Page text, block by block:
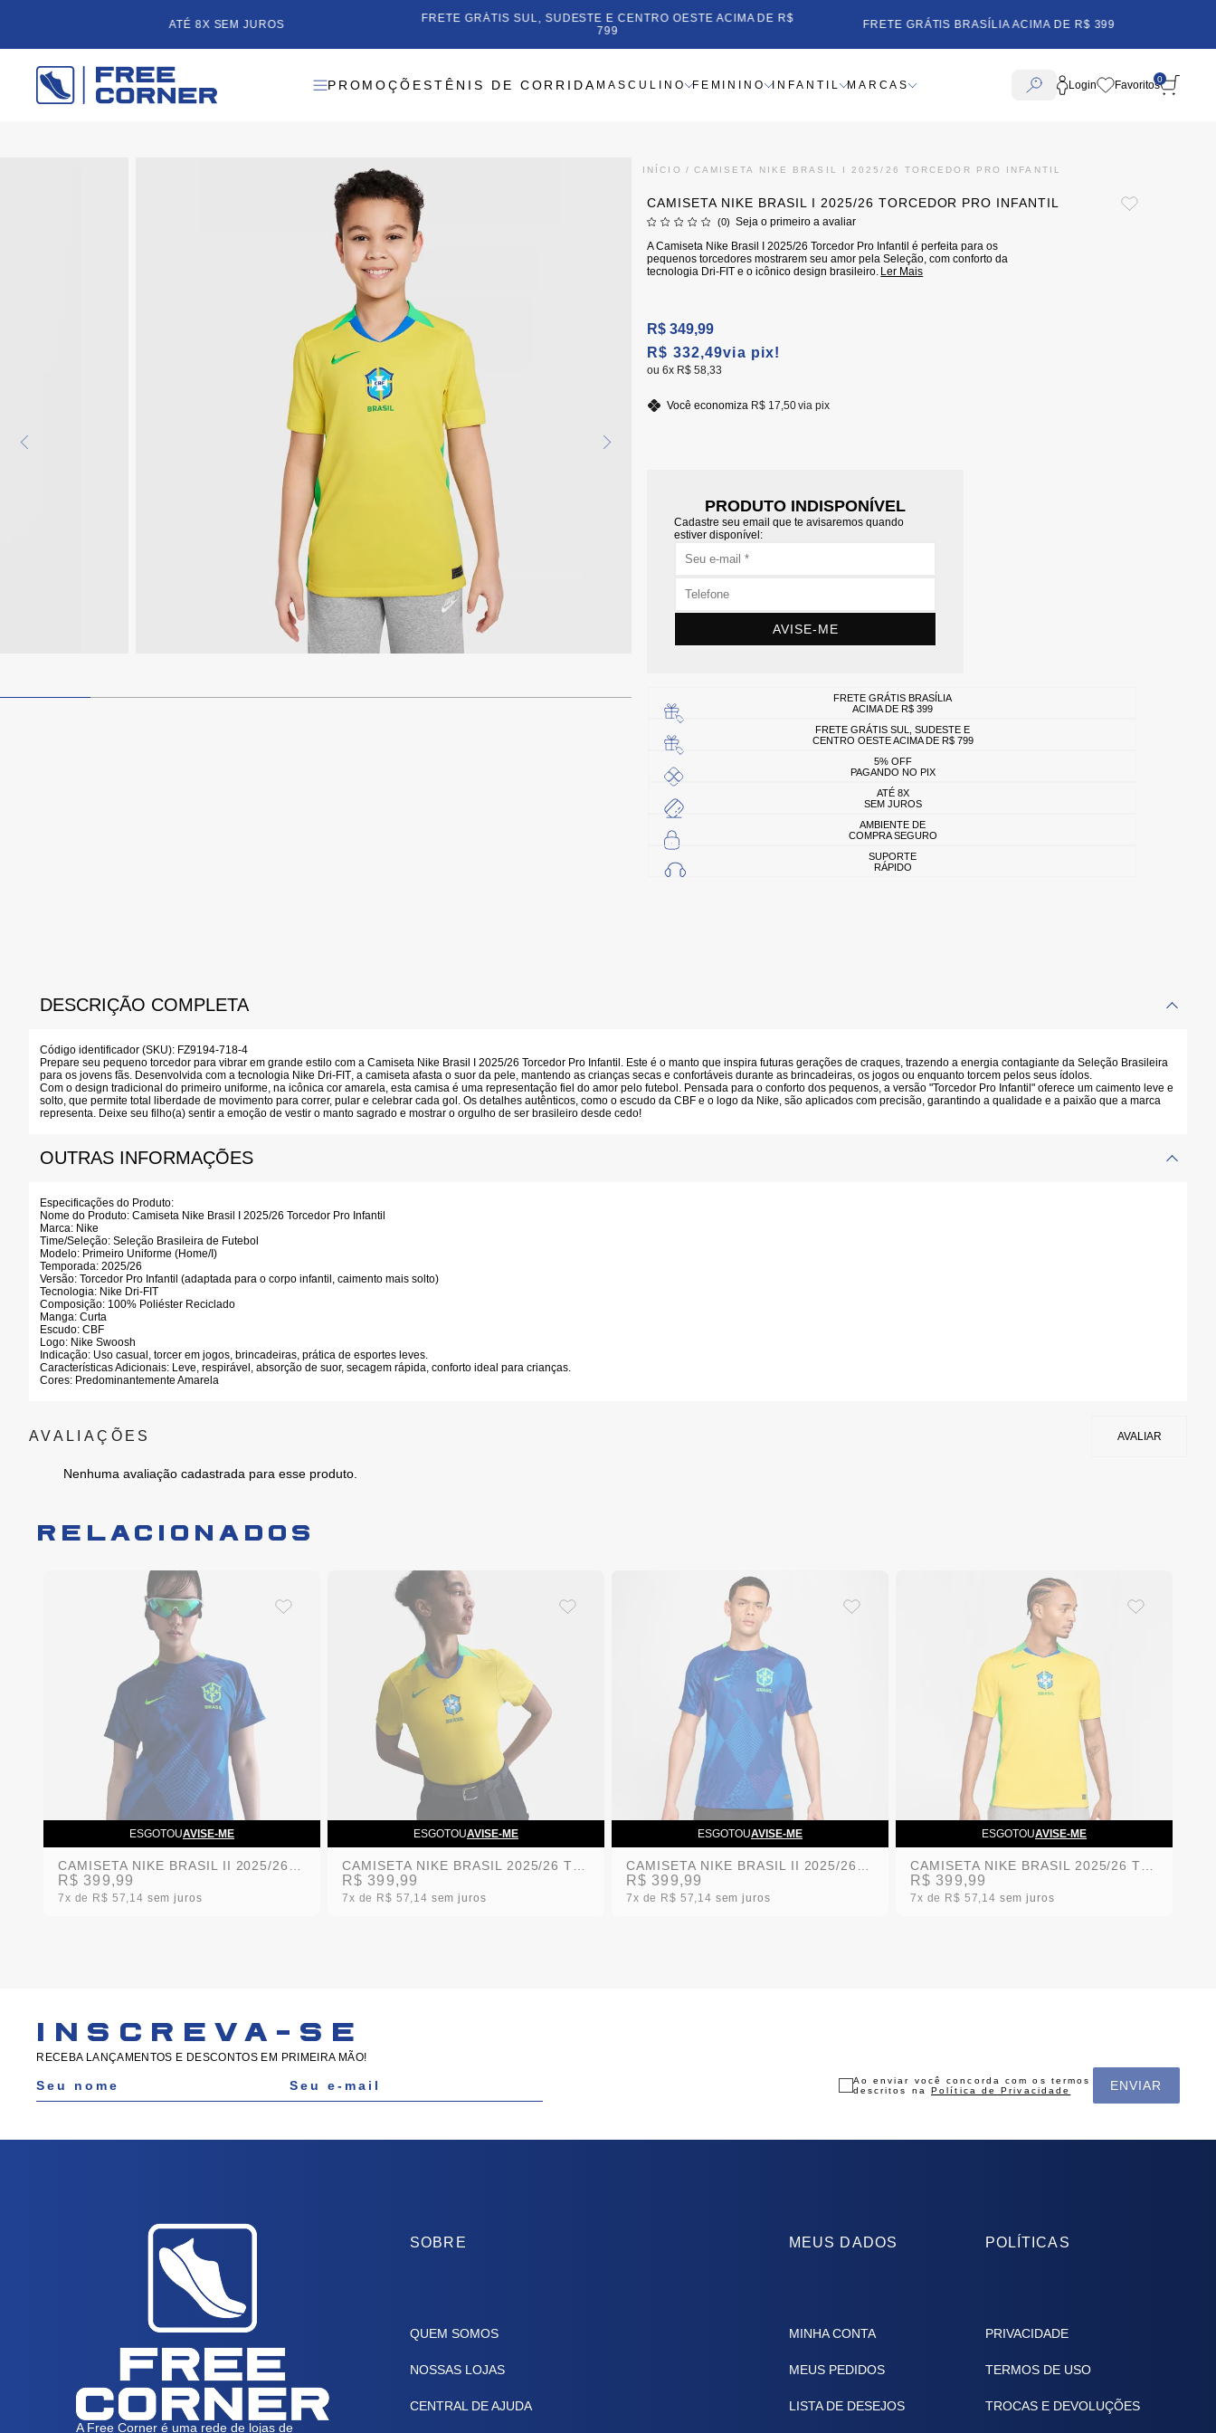
5% OFF PAGANDO NO PIX ATÉ 8X SEM JUROS
FRETE GRÁTIS SUL, SUDESTE E CENTRO OESTE ACIMA DE R$
799
PROMOÇÕESTÊNIS DE CORRIDA MASCULINO FEMININO INFANTIL MARCAS Login 0
INÍCIO CAMISETA NIKE BRASIL I 2025/26 TORCEDOR PRO INFANTIL
CAMISETA NIKE BRASIL I 2025/26 TORCEDOR PRO INFANTIL
(0)
Seja o primeiro a avaliar
A Camiseta Nike Brasil I 2025/26 Torcedor Pro Infantil é perfeita para os
pequenos torcedores mostrarem seu amor pela Seleção, com conforto da
tecnologia Dri-FIT e o icônico design brasileiro. Ler Mais
R$ 332,49via pix!
R$ 349,99
6x R$ 58,33
Você economiza R$ 17,50via pix
PRODUTO INDISPONÍVEL
Cadastre seu email que te avisaremos quando
estiver disponível:
AVISE-ME
FRETE GRÁTIS BRASÍLIA
ACIMA DE R$ 399
FRETE GRÁTIS SUL, SUDESTE E
CENTRO OESTE ACIMA DE R$ 799
5% OFF
PAGANDO NO PIX
ATÉ 8X
SEM JUROS
AMBIENTE DE
COMPRA SEGURO
SUPORTE
RÁPIDO
DESCRIÇÃO COMPLETA
Código identificador (SKU): FZ9194-718-4
Prepare seu pequeno torcedor para vibrar em grande estilo com a Camiseta Nike Brasil I 2025/26 Torcedor Pro Infantil . Este é o manto que inspira futuras gerações de craques, trazendo a energia contagiante da Seleção Brasileira
para os jovens fãs. Desenvolvida com a tecnologia Nike Dri-FIT, a camiseta afasta o suor da pele, mantendo as crianças secas e confortáveis durante as brincadeiras, os jogos ou enquanto torcem pelos seus ídolos.
Com o design tradicional do primeiro uniforme, na icônica cor amarela, esta camisa é uma representação fiel do amor pelo futebol. Pensada para o conforto dos pequenos, a versão "Torcedor Pro Infantil" oferece um caimento leve e
solto, que permite total liberdade de movimento para correr, pular e celebrar cada gol. Os detalhes autênticos, como o escudo da CBF e o logo da Nike, são aplicados com precisão, garantindo a qualidade e a paixão que a marca
representa. Deixe seu filho(a) sentir a emoção de vestir o manto sagrado e mostrar o orgulho de ser brasileiro desde cedo!
OUTRAS INFORMAÇÕES
Especificações do Produto:
Nome do Produto: Camiseta Nike Brasil I 2025/26 Torcedor Pro Infantil
Marca: Nike
Time/Seleção: Seleção Brasileira de Futebol
Modelo: Primeiro Uniforme (Home/I)
Temporada: 2025/26
Versão: Torcedor Pro Infantil (adaptada para o corpo infantil, caimento mais solto)
Tecnologia: Nike Dri-FIT
Composição: 100% Poliéster Reciclado
Manga: Curta
Escudo: CBF
Logo: Nike Swoosh
Indicação: Uso casual, torcer em jogos, brincadeiras, prática de esportes leves.
Características Adicionais: Leve, respirável, absorção de suor, secagem rápida, conforto ideal para crianças.
Cores: Predominantemente Amarela
Nenhuma avaliação cadastrada para esse produto.
RELACIONADOS
ESGOTOUAVISE-ME
R$ 399,99
7x R$ 57,14 sem juros
ESGOTOUAVISE-ME
R$ 399,99
7x R$ 57,14 sem juros
ESGOTOUAVISE-ME
R$ 399,99
7x R$ 57,14 sem juros
ESGOTOUAVISE-ME
R$ 399,99
7x R$ 57,14 sem juros
INSCREVA-SE
RECEBA LANÇAMENTOS E DESCONTOS EM PRIMEIRA MÃO!
ENVIAR
Ao enviar você concorda com os termos
descritos na Política de Privacidade
A Free Corner é uma rede de lojas de
SOBRE
QUEM SOMOS
NOSSAS LOJAS
CENTRAL DE AJUDA
MEUS DADOS
MINHA CONTA
MEUS PEDIDOS
LISTA DE DESEJOS
POLÍTICAS
PRIVACIDADE
TERMOS DE USO
TROCAS E DEVOLUÇÕES